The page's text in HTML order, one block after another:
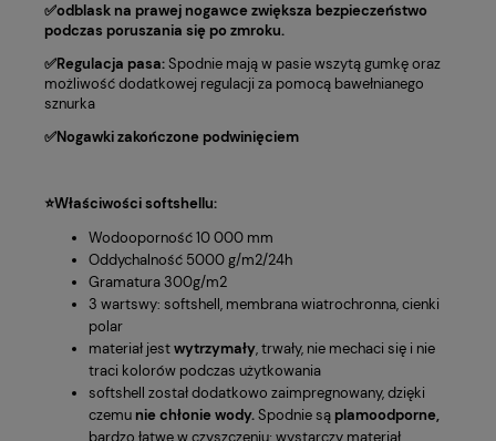
✅odblask na prawej nogawce zwiększa bezpieczeństwo
podczas poruszania się po zmroku.
✅Regulacja pasa:Spodnie mają w pasie wszytą gumkę oraz
możliwość dodatkowej regulacji za pomocą bawełnianego
sznurka
✅Nogawki zakończone podwinięciem
⭐Właściwości softshellu:
Wodooporność 10 000 mm
Oddychalność 5000 g/m2/24h
Gramatura 300g/m2
3 wartswy: softshell, membrana wiatrochronna, cienki
polar
materiał jestwytrzymały, trwały, nie mechaci się i nie
traci kolorów podczas użytkowania
softshell został dodatkowo zaimpregnowany, dzięki
czemu nie chłonie wody.Spodnie są plamoodporne,
bardzo łatwe w czyszczeniu; wystarczy materiał